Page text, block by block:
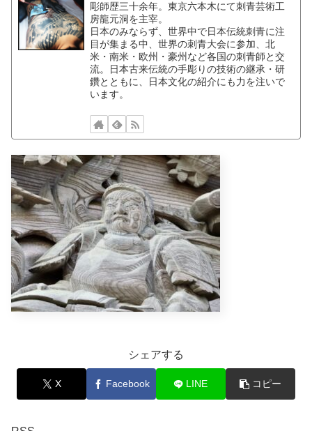
彫師歴三十余年。東京六本木にて刺青芸術工
房龍元洞を主宰。
日本のみならず、世界中で日本伝統刺青に注
目が集まる中、世界の刺青大会に参加、北
米・南米・欧州・豪州など各国の刺青師と交
流。日本古来伝統の手彫りの技術の継承・研
鑽とともに、日本文化の紹介にも力を注いで
います。
シェアする
X Facebook LINE コピー